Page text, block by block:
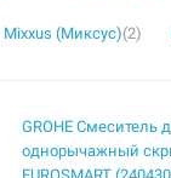
Mixxus (Миксус)(2)
GROHE Смеситель
однорычажный